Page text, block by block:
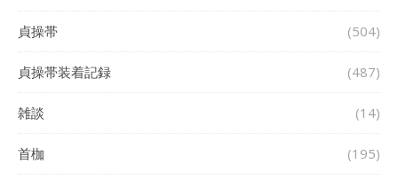
貞操帯 (504)
貞操帯装着記録 (487)
雑談 (14)
首枷 (195)